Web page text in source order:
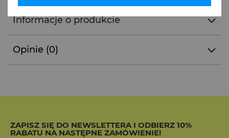
Informacje o produkcie
Opinie (0)
ZAPISZ SIĘ DO NEWSLETTERA I ODBIERZ 10%
RABATU NA NASTĘPNE ZAMÓWIENIE!